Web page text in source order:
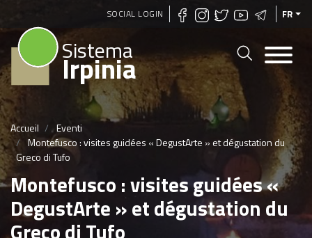
Aller
principal
SOCIAL LOGIN FR
Sistema
Irpinia
Accueil
Eventi
Montefusco : visites guidées « DegustArte » et dégustation du
Greco di Tufo
Montefusco : visites guidées «
DegustArte » et dégustation du
Greco di Tufo